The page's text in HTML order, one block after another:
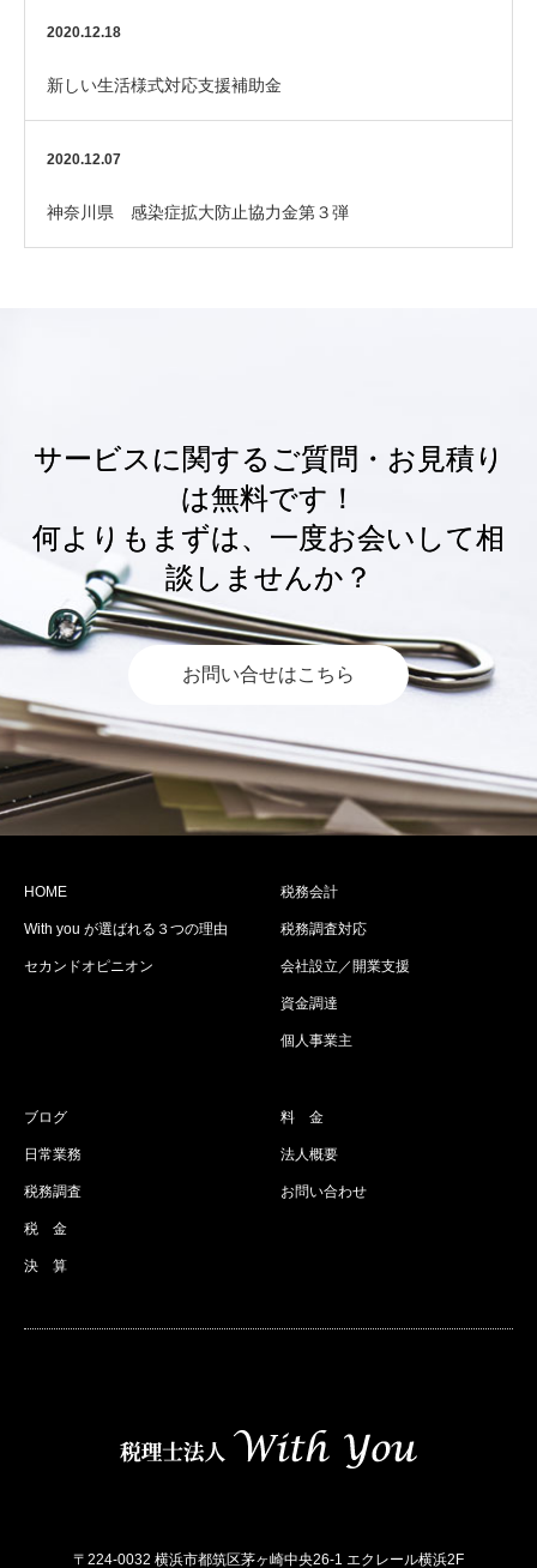
2020.12.18
新しい生活様式対応支援補助金
2020.12.07
神奈川県 感染症拡大防止協力金第３弾
サービスに関するご質問・お見積り
は無料です！
何よりもまずは、一度お会いして相
談しませんか？
お問い合せはこちら
HOME
With you が選ばれる３つの理由
セカンドオピニオン
税務会計
税務調査対応
会社設立／開業支援
資金調達
個人事業主
ブログ
日常業務
税務調査
税 金
決 算
料 金
法人概要
お問い合わせ
〒224-0032 横浜市都筑区茅ヶ崎中央26-1 エクレール横浜2F